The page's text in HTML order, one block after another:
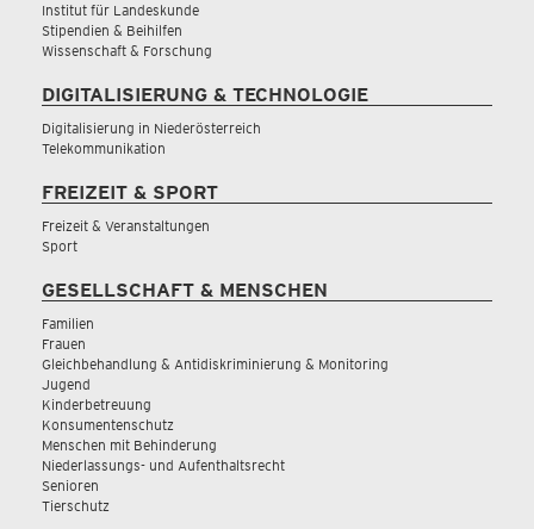
Institut für Landeskunde
Stipendien & Beihilfen
Wissenschaft & Forschung
DIGITALISIERUNG & TECHNOLOGIE
Digitalisierung in Niederösterreich
Telekommunikation
FREIZEIT & SPORT
Freizeit & Veranstaltungen
Sport
GESELLSCHAFT & MENSCHEN
Familien
Frauen
Gleichbehandlung & Antidiskriminierung & Monitoring
Jugend
Kinderbetreuung
Konsumentenschutz
Menschen mit Behinderung
Niederlassungs- und Aufenthaltsrecht
Senioren
Tierschutz